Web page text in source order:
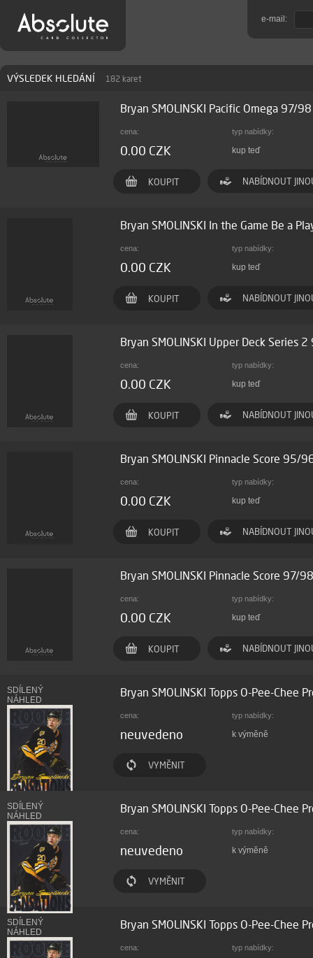
e-mail:
VÝSLEDEK HLEDÁNÍ 182 karet
Bryan SMOLINSKI Pacific Omega 97/
cena: typ nabídky:
0.00 CZK kup teď
KOUPIT NABÍDNOUT
Bryan SMOLINSKI In the Game Be a
cena: typ nabídky:
0.00 CZK kup teď
KOUPIT NABÍDNOUT
Bryan SMOLINSKI Upper Deck Series
cena: typ nabídky:
0.00 CZK kup teď
KOUPIT NABÍDNOUT
Bryan SMOLINSKI Pinnacle Score 95/
cena: typ nabídky:
0.00 CZK kup teď
KOUPIT NABÍDNOUT
Bryan SMOLINSKI Pinnacle Score 97/
cena: typ nabídky:
0.00 CZK kup teď
KOUPIT NABÍDNOUT
SDÍLENÝ
NÁHLED
Bryan SMOLINSKI Topps O-Pee-
cena: typ nabídky:
neuvedeno k výměně
VYMĚNIT
SDÍLENÝ
NÁHLED
Bryan SMOLINSKI Topps O-Pee-
cena: typ nabídky:
neuvedeno k výměně
VYMĚNIT
SDÍLENÝ
NÁHLED
Bryan SMOLINSKI Topps O-Pee-
cena: typ nabídky: